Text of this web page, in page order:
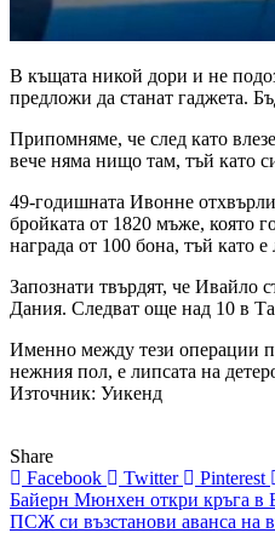
В къщата никой дори и не
предложи да станат гаджета.
Припомняме, че след като
вече няма нищо там, тъй като
49-годишната Ивонне
бройката от 1820 мъже, която
награда от 100 бона, тъй като
Запознати твърдят, че Ивайло
Дания. Следват още над 10 в
Именно между тези операции
нежния пол, е липсата на
Източник: Уикенд
Share
Facebook
Twitter Pinterest
Навигация
Байерн Мюнхен откри кръга в
ПСЖ си възстанови аванса на